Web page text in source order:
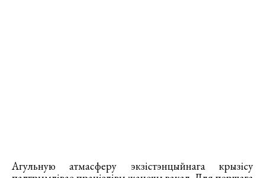
Агульную атмасферу экзістэнцыйнага крызісу